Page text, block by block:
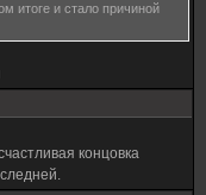
итоге и стало причиной
концовка